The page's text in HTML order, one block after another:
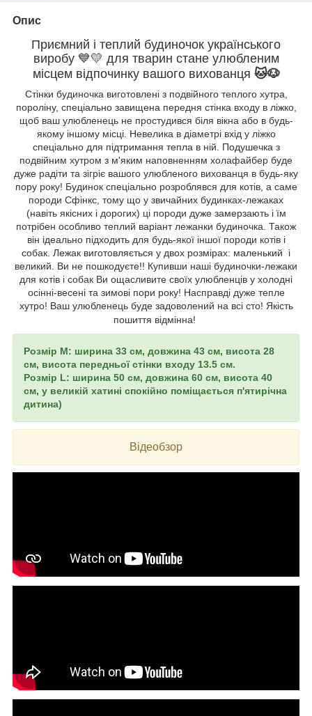
Опис
Приємний і теплий будиночок українського
виробу 💙💛 для тварин стане улюбленим
місцем відпочинку вашого вихованця 🐱🐶
Стінки будиночка виготовлені з подвійного теплого хутра,
пороліну, спеціально завищена передня стінка входу в ліжко,
щоб ваш улюбленець не простудився біля вікна або в будь-
якому іншому місці. Невелика в діаметрі вхід у ліжко
спеціально для підтримання тепла в ній. Подушечка з
подвійним хутром з м'яким наповненням холафайбер буде
дуже радіти та зігріє вашого улюбленого вихованця в будь-яку
пору року! Будинок спеціально розроблявся для котів, а саме
породи Сфінкс, тому що у звичайних будинках-лежаках
(навіть якісних і дорогих) ці породи дуже замерзають і їм
потрібен особливо теплий варіант лежанки будиночка. Також
він ідеально підходить для будь-якої іншої породи котів і
собак. Лежак виготовляється у двох розмірах: маленький і
великий. Ви не пошкодуєте!! Купивши наші будиночки-лежаки
для котів і собак Ви ощасливите своїх улюбленців у холодні
осінні-весені та зимові пори року! Насправді дуже тепле
хутро! Ваш улюбленець буде задоволений на всі сто! Якість
пошиття відмінна!
Розмір М: ширина 33 см, довжина 43 см, висота 28
см, висота передньої стінки входу 13.5 см.
Розмір L: ширина 50 см, довжина 60 см, висота 40
см, у великій хатині спокійно поміщається п'ятирічна
дитина)
Відеобзор